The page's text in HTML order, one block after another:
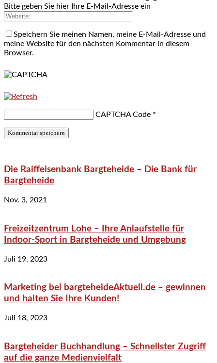
Bitte geben Sie hier Ihre E-Mail-Adresse ein
Speichern Sie meinen Namen, meine E-Mail-Adresse und
meine Website für den nächsten Kommentar in diesem
Browser.
CAPTCHA Code *
Die Raiffeisenbank Bargteheide – Die Bank für
Bargteheide
Nov. 3, 2021
Freizeitzentrum Lohe – Ihre Anlaufstelle für
Indoor-Sport in Bargteheide und Umgebung
Juli 19, 2023
Marketing bei bargteheideAktuell.de – gewinnen
und halten Sie Ihre Kunden!
Juli 18, 2023
Bargteheider Buchhandlung – Schnellster Zugriff
auf die ganze Medienvielfalt